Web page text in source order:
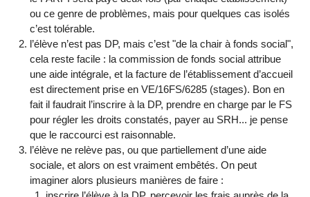
ou ce genre de problèmes, mais pour quelques cas isolés
c’est tolérable.
l’élève n’est pas DP, mais c’est "de la chair à fonds social",
cela reste facile : la commission de fonds social attribue
une aide intégrale, et la facture de l’établissement d’accueil
est directement prise en VE/16FS/6285 (stages). Bon en
fait il faudrait l’inscrire à la DP, prendre en charge par le FS
pour régler les droits constatés, payer au SRH... je pense
que le raccourci est raisonnable.
l’élève ne relève pas, ou que partiellement d’une aide
sociale, et alors on est vraiment embêtés. On peut
imaginer alors plusieurs manières de faire :